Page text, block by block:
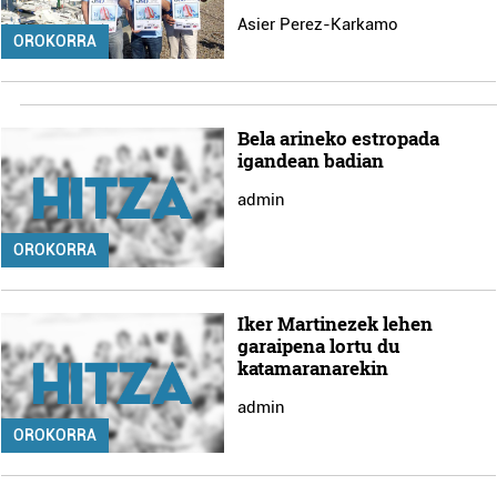
OROKORRA
Asier Perez-Karkamo
OROKORRA
Bela arineko estropada
igandean badian
admin
OROKORRA
Iker Martinezek lehen
garaipena lortu du
katamaranarekin
admin